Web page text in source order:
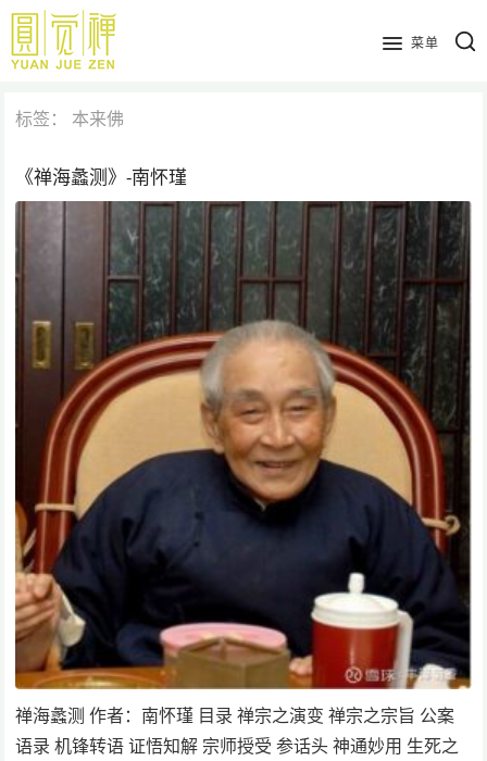
跳
主
内
菜单
标签： 本来佛
《禅海蠡测》-南怀瑾
禅海蠡测 作者：南怀瑾 目录 禅宗之演变 禅宗之宗旨 公案
语录 机锋转语 证悟知解 宗师授受 参话头 神通妙用 生死之